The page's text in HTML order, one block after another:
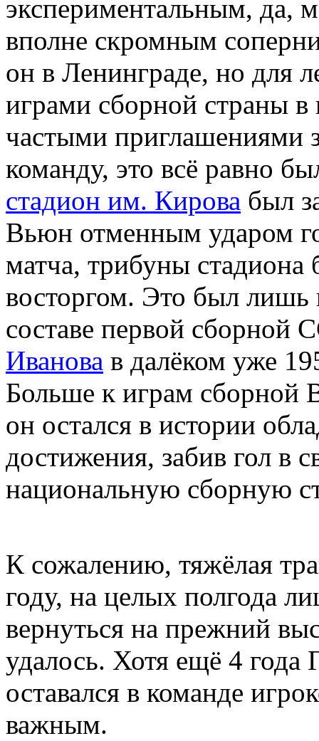
экспериментальным, да,
вполне скромным
он в Ленинграде, но для
играми сборной страны в
частыми приглашениями
команду, это всё равно
стадион им. Кирова был
Вьюн отменным ударом
матча, трибуны стадиона
восторгом. Это был лишь
составе первой сборной
Иванова в далёком уже
Больше к играм сборной
он остался в истории
достижения, забив гол в
национальную сборную
К сожалению, тяжёлая
году, на целых полгода
вернуться на прежний
удалось. Хотя ещё 4 года
оставался в команде
важным.